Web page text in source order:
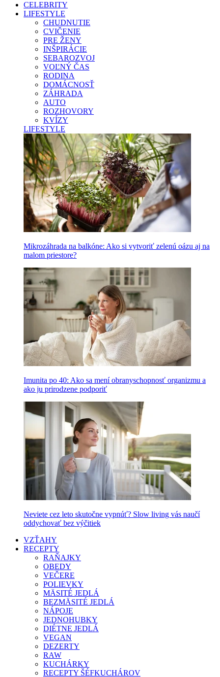
CELEBRITY
LIFESTYLE
CHUDNUTIE
CVIČENIE
PRE ŽENY
INŠPIRÁCIE
SEBAROZVOJ
VOĽNÝ ČAS
RODINA
DOMÁCNOSŤ
ZÁHRADA
AUTO
ROZHOVORY
KVÍZY
LIFESTYLE
Mikrozáhrada na balkóne: Ako si vytvoriť zelenú oázu aj na
malom priestore?
Imunita po 40: Ako sa mení obranyschopnosť organizmu a
ako ju prirodzene podporiť
Neviete cez leto skutočne vypnúť? Slow living vás naučí
oddychovať bez výčitiek
VZŤAHY
RECEPTY
RAŇAJKY
OBEDY
VEČERE
POLIEVKY
MÄSITÉ JEDLÁ
BEZMÄSITÉ JEDLÁ
NÁPOJE
JEDNOHUBKY
DIÉTNE JEDLÁ
VEGAN
DEZERTY
RAW
KUCHÁRKY
RECEPTY ŠÉFKUCHÁROV